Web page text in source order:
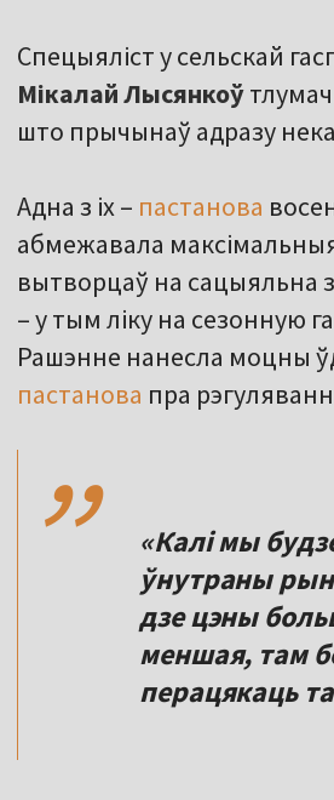
Спецыяліст у сельскай
Мікалай Лысянкоў
што прычынаў адразу
Адна з іх – пастанова
абмежавала
вытворцаў на сацыяльна
– у тым ліку на сезонную
Рашэнне нанесла моцны
пастанова пра
,,
«Калі мы
ўнутраны
дзе цэны
меншая, там
перацякаць